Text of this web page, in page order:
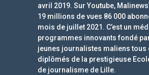
avril 2019. Sur Youtube,
19 millions de vues 86 000
mois de juillet 2021. C’est un
programmes innovants fondé
jeunes journalistes maliens tous
diplômés de la prestigieuse
de journalisme de Lille.